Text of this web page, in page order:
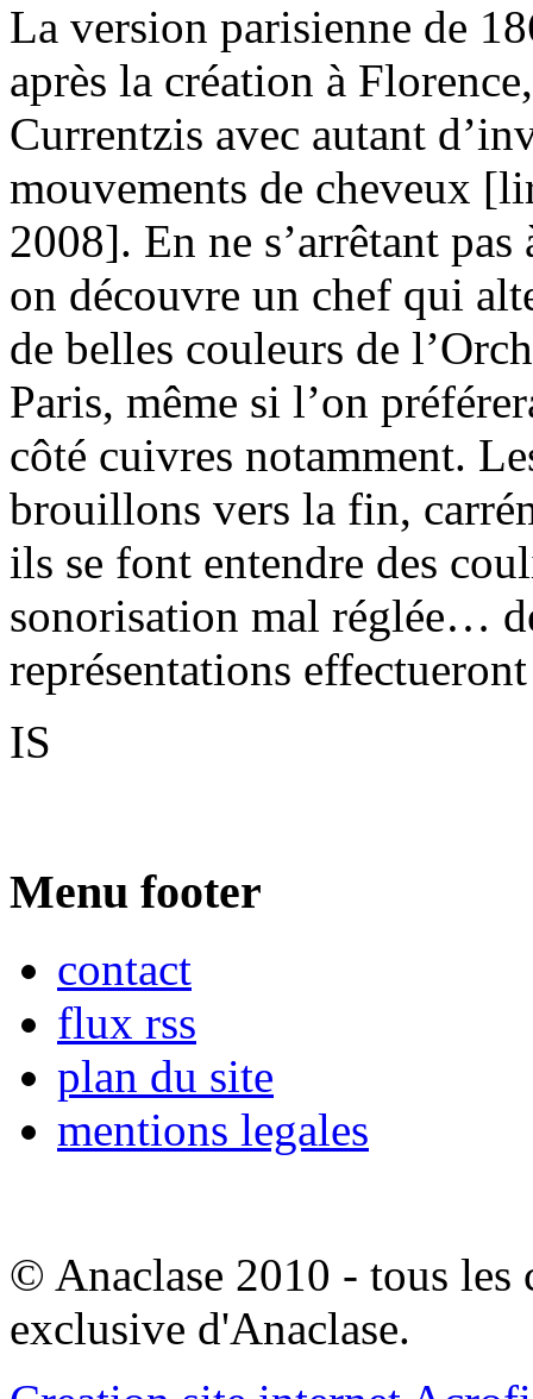
La version parisienne de
après la création à
Currentzis avec autant
mouvements de cheveux
2008]. En ne s’arrêtant
on découvre un chef qui
de belles couleurs de
Paris, même si l’on
côté cuivres notamment.
brouillons vers la fin,
ils se font entendre des
sonorisation mal réglée…
représentations
IS
Menu footer
contact
flux rss
plan du site
mentions legales
© Anaclase 2010 - tous les
exclusive d'Anaclase.